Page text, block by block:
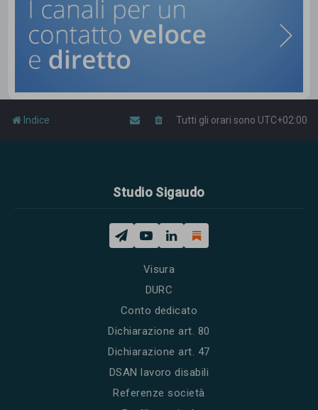
Indice Tutti gli orari sono UTC+02:00
Studio Sigaudo
Visura
DURC
Conto dedicato
Dichiarazione art. 80
Dichiarazione art. 47
DSAN lavoro disabili
Referenze società